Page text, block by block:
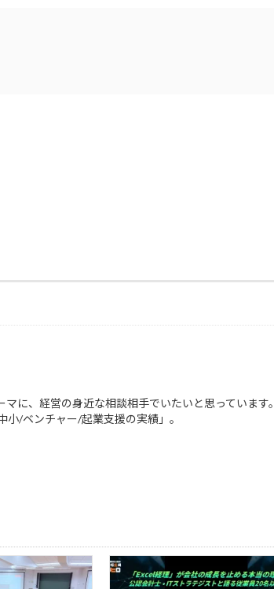
に、経営の身近な相談相手でいたいと思っています。
/ベンチャー/起業支援の実績」。